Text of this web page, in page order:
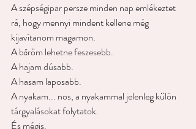
A szépségipar persze minden nap emlékeztet
rá, hogy mennyi mindent kellene még
kijavítanom magamon.
A bőröm lehetne feszesebb.
A hajam dúsabb.
A hasam laposabb.
A nyakam... nos, a nyakammal jelenleg külön
tárgyalásokat folytatok.
És mégis.